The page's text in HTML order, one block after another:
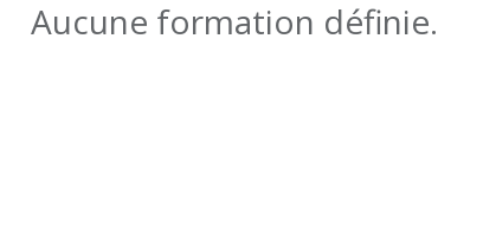
Aucune formation définie.